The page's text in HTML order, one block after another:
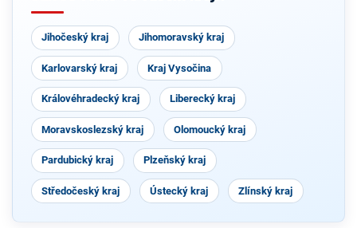
Jihočeský kraj Jihomoravský kraj
Karlovarský kraj Kraj Vysočina
Královéhradecký kraj Liberecký kraj
Moravskoslezský kraj Olomoucký kraj
Pardubický kraj Plzeňský kraj
Středočeský kraj Ústecký kraj Zlínský kraj